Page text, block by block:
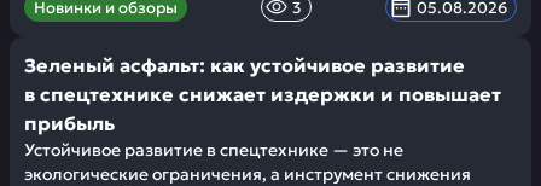
Новинки и обзоры 3 05.08.2026
Зеленый асфальт: как устойчивое развитие
в спецтехнике снижает издержки и повышает
прибыль
Устойчивое развитие в спецтехнике — это не
экологические ограничения, а инструмент снижения